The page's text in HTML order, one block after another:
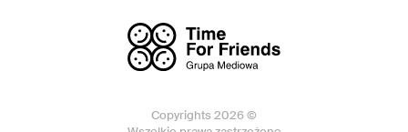
Copyrights 2026 ©